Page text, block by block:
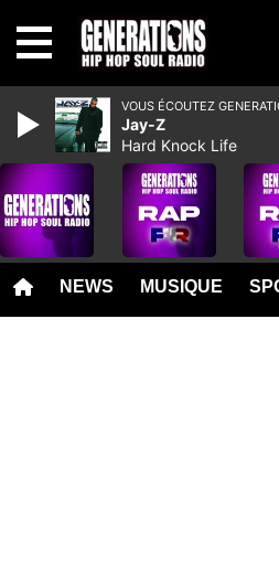
NEWS MUSIQUE
VOUS ÉCOUTEZ
Jay-Z
Hard Knock Life